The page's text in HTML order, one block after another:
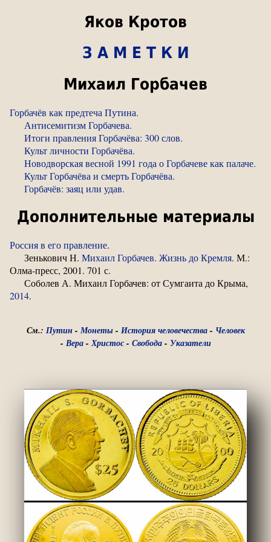
Яков Кротов
З А М Е Т К И
Михаил Горбачев
Горбачёв как предтеча Путина.
Антисемитизм Горбачева.
Итоги правления Горбачёва: 300 слов.
Культ личности Горбачёва.
Новодворская весной 1991 года о Горбачеве как палаче.
Культ Горбачёва и смерть Горбачёва.
Горбачёв: заяц или удав.
Дополнительные материалы
Россия в его правление.
Зенькович Н. Михаил Горбачев. Жизнь до Кремля. М.:
Олма-пресс, 2001. 701 с.
Соболев А. Михаил Горбачев: от Сумгаита до Крыма,
2014.
См.: Путин- Монеты- История человечества- Человек
- Вера-Христос- Свобода- Указатели